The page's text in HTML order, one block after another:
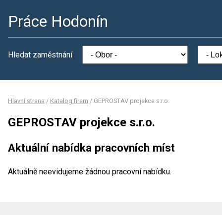
Práce Hodonín
Hledat zaměstnání
Hlavní strana / Katalog firem / GEPROSTAV projekce s.r.o.
GEPROSTAV projekce s.r.o.
Aktuální nabídka pracovních míst
Aktuálně neevidujeme žádnou pracovní nabídku.